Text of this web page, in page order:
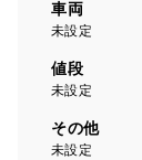
車両
未設定
値段
未設定
その他
未設定